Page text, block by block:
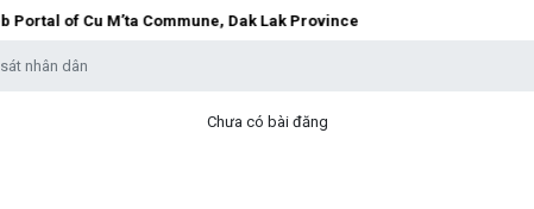
M’ta Commune, Dak Lak Province
nhân dân
Chưa có bài đăng